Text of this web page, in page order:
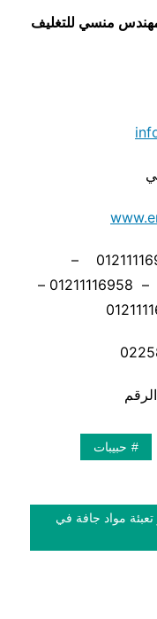
منسي للتغليف
موبايل: 01211116954 – 01211116955 –
01211116956 – 01211116957 – 01211116958 –
حبيبات
تعبئة مواد جافة في